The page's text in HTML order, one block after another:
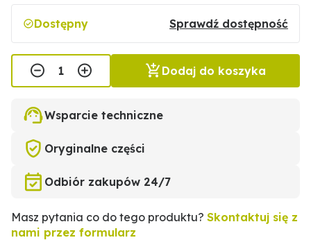
Dostępny Sprawdź dostępność
Dodaj do koszyka
Wsparcie techniczne
Oryginalne części
Odbiór zakupów 24/7
Masz pytania co do tego produktu? Skontaktuj się z
nami przez formularz